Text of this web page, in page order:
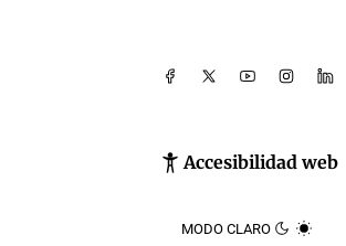
Accesibilidad web
MODO CLARO